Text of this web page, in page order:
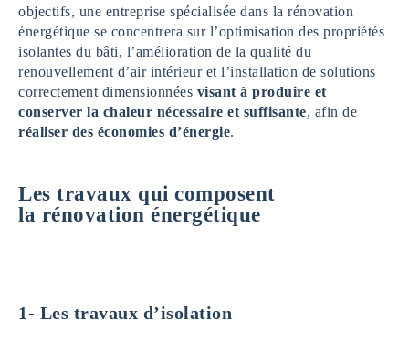
objectifs, une entreprise spécialisée dans la rénovation
énergétique se concentrera sur l’optimisation des propriétés
isolantes du bâti, l’amélioration de la qualité du
renouvellement d’air intérieur et l’installation de solutions
correctement dimensionnées visant à produire et
conserver la chaleur nécessaire et suffisante, afin de
réaliser des économies d’énergie.
Les travaux qui composent
la rénovation énergétique
1- Les travaux d’isolation